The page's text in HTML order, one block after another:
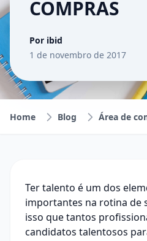
COMPRAS
Por ibid
1 de novembro de 2017
Home Blog Área de
Ter talento é um dos
importantes na rotina de
isso que tantos
candidatos talentosos